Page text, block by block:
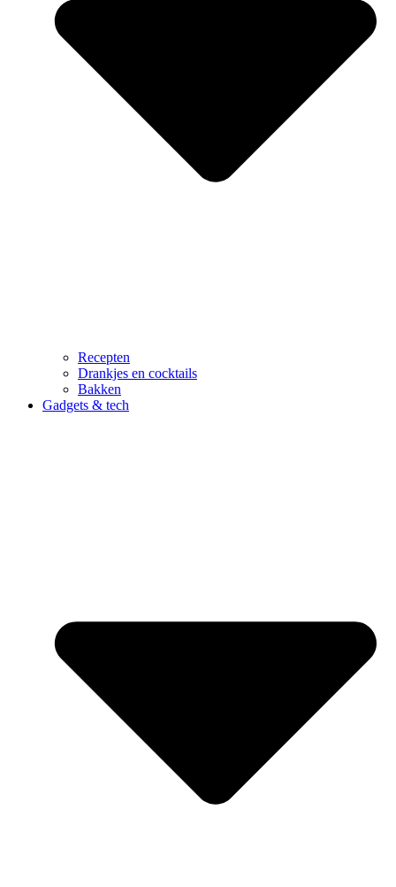
Recepten
Drankjes en cocktails
Bakken
Gadgets & tech